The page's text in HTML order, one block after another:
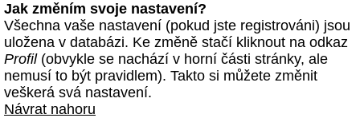
Jak změním svoje nastavení?
Všechna vaše nastavení (pokud jste registrováni) jsou
uložena v databázi. Ke změně stačí kliknout na odkaz
Profil(obvykle se nachází v horní části stránky, ale
nemusí to být pravidlem). Takto si můžete změnit
veškerá svá nastavení.
Návrat nahoru